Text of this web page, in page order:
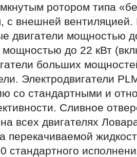
ротором типа
с внешней
двигатели мощностью
до 22 кВт
больших
Электродвигатели
со стандартными и
Сливное
всех двигателях
перекачиваемой
стандартного